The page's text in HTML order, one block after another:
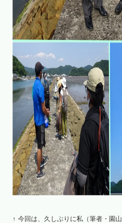
↑ 今回は、久しぶりに私（筆者・園